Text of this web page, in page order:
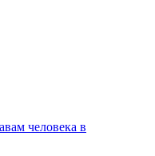
человека в